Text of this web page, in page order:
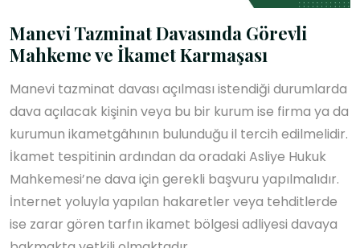
Manevi Tazminat Davasında Görevli
Mahkeme ve İkamet Karmaşası
Manevi tazminat davası açılması istendiği durumlarda
dava açılacak kişinin veya bu bir kurum ise firma ya da
kurumun ikametgâhının bulunduğu il tercih edilmelidir.
İkamet tespitinin ardından da oradaki Asliye Hukuk
Mahkemesi’ne dava için gerekli başvuru yapılmalıdır.
İnternet yoluyla yapılan hakaretler veya tehditlerde
ise zarar gören tarfın ikamet bölgesi adliyesi davaya